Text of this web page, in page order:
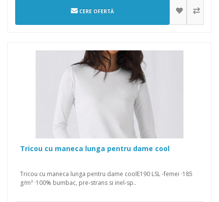
CERE OFERTĂ
Tricou cu maneca lunga pentru dame cool
Tricou cu maneca lunga pentru dame coolE190 LSL -femei ·185
g/m² ·100% bumbac, pre-strans si inel-sp..